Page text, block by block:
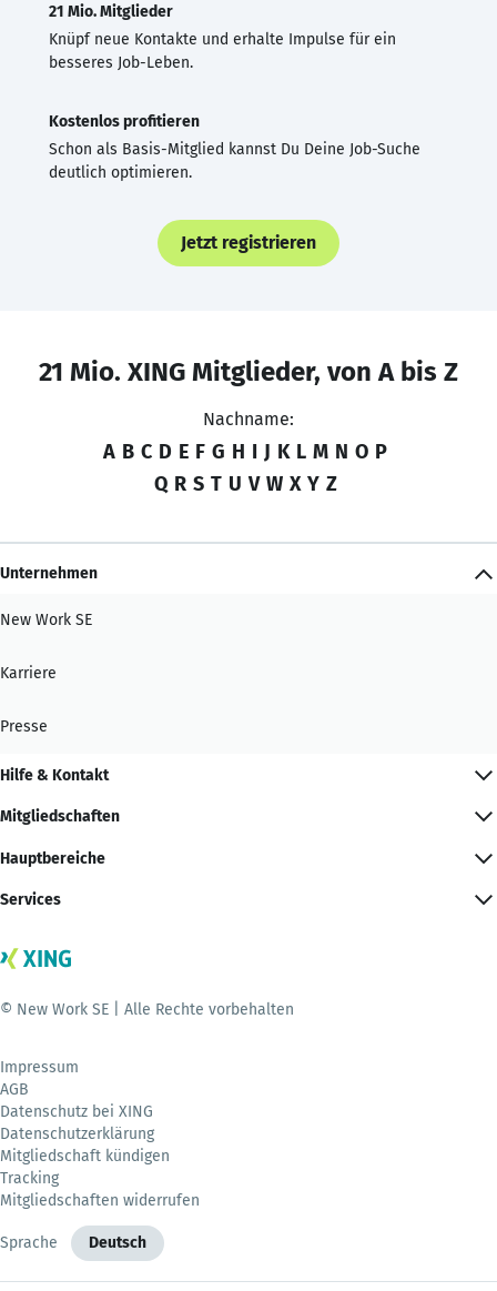
21 Mio. Mitglieder
Knüpf neue Kontakte und erhalte Impulse für ein
besseres Job-Leben.
Kostenlos profitieren
Schon als Basis-Mitglied kannst Du Deine Job-Suche
deutlich optimieren.
Jetzt registrieren
21 Mio. XING Mitglieder, von A bis Z
Nachname:
A B C D E F G H I J K L M N O P
Q R S T U V W X Y Z
Unternehmen
New Work SE
Karriere
Presse
Hilfe & Kontakt
Mitgliedschaften
Hauptbereiche
Services
© New Work SE | Alle Rechte vorbehalten
Impressum
AGB
Datenschutz bei XING
Datenschutzerklärung
Mitgliedschaft kündigen
Tracking
Mitgliedschaften widerrufen
Sprache Deutsch